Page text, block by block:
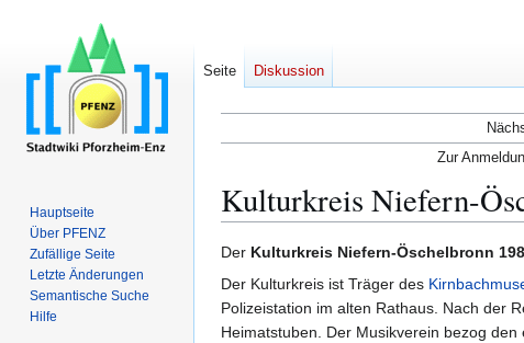
Zur
Kulturkreis Niefern-
Zur
Navigation
springen
Zur
Suche
springen
Der Kulturkreis Niefern-Öschelbronn
Der Kulturkreis ist Träger des
Polizeistation im alten Rathaus. Nach der
Heimatstuben. Der Musikverein bezog
Seite Diskussion
Hauptseite
Über PFENZ
Zufällige Seite
Letzte Änderungen
Semantische Suche
Hilfe